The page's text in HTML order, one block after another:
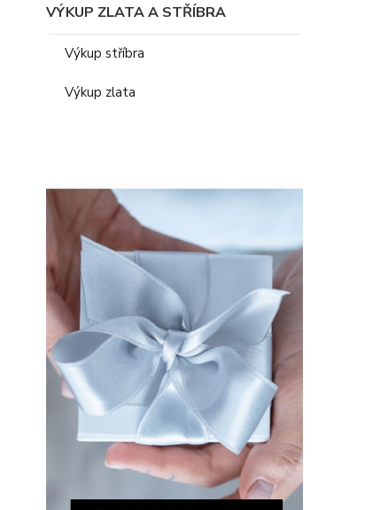
VÝKUP ZLATA A STŘÍBRA
Výkup stříbra
Výkup zlata